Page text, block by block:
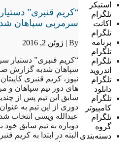
استیکر
تلگرام
اکانت
تلگرام
برنامه
تلگرام
تلگرام
اندروید
تلگرام
دانلود
تلگرام
کامپیوتر
تلگرام
گروه
دسته‌بندی
“کریم قنبری” دستیار
سرمربی سپاهان شد
By | ژوئن 2, 2016
“کریم قنبری” دستیار
سپاهان شدبه گزارش
نیوز، کریم قنبری
های دور تیم سپاهان و
سابق این تیم پس از
دوری از این تیم به عنوان
عبدالله ویسی انتخاب شد
دوباره به تیم سابق
البته در ابتدا به کریم